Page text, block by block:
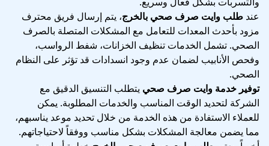
عند طلب وايت صرف صحي بالخرج، يتم إرسال فريق محترف
مزود بأحدث المعدات للتعامل مع المشكلات المتصلة بالصرف
الصحي. تشمل الخدمات تنظيف الخزانات، شفط الرواسب،
وفحص الأنابيب لضمان عدم وجود انسدادات قد تؤثر على النظام
الصحي.
توفير خدمة وايت صرف صحي يتطلب التنسيق الدقيق مع
الشركة لتحديد الوقت المناسب والخدمات المطلوبة. يمكن
للعملاء الاستفادة من هذه الخدمة من خلال تحديد موعد يناسبهم،
مما يضمن معالجة المشكلات بشكل مناسب ووفقاً لاحتياجاتهم.